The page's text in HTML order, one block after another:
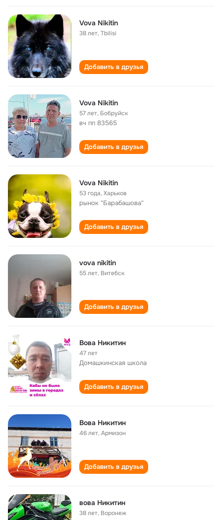
Vova Nikitin
38 лет,Tbilisi
Добавить в друзья
Vova Nikitin
57 лет, Бобруйск
вч пп 83565
Добавить в друзья
Vova Nikitin
53 года,Харьков
рынок "Барабашова"
Добавить в друзья
vova nikitin
55 лет, Витебск
Добавить в друзья
Вова Никитин
47 лет
Домашкинская школа
Добавить в друзья
Вова Никитин
46 лет,Армизон
Добавить в друзья
вова Никитин
38 лет, Воронеж